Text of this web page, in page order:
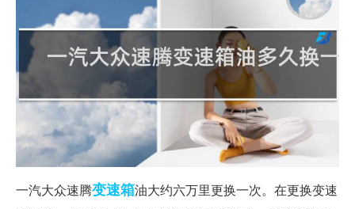
一汽大众速腾变速箱油大约六万里更换一次。在更换变速